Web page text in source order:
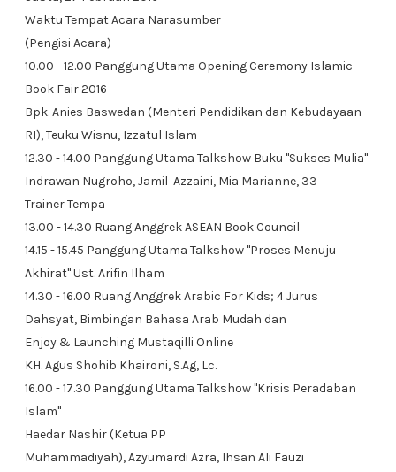
Waktu Tempat Acara Narasumber
(Pengisi Acara)
10.00 - 12.00 Panggung Utama Opening Ceremony Islamic
Book Fair 2016
Bpk. Anies Baswedan (Menteri Pendidikan dan Kebudayaan
RI), Teuku Wisnu, Izzatul Islam
12.30 - 14.00 Panggung Utama Talkshow Buku "Sukses Mulia"
Indrawan Nugroho, Jamil Azzaini, Mia Marianne, 33
Trainer Tempa
13.00 - 14.30 Ruang Anggrek ASEAN Book Council
14.15 - 15.45 Panggung Utama Talkshow "Proses Menuju
Akhirat" Ust. Arifin Ilham
14.30 - 16.00 Ruang Anggrek Arabic For Kids; 4 Jurus
Dahsyat, Bimbingan Bahasa Arab Mudah dan
Enjoy & Launching Mustaqilli Online
KH. Agus Shohib Khaironi, S.Ag, Lc.
16.00 - 17.30 Panggung Utama Talkshow "Krisis Peradaban
Islam"
Haedar Nashir (Ketua PP
Muhammadiyah), Azyumardi Azra, Ihsan Ali Fauzi